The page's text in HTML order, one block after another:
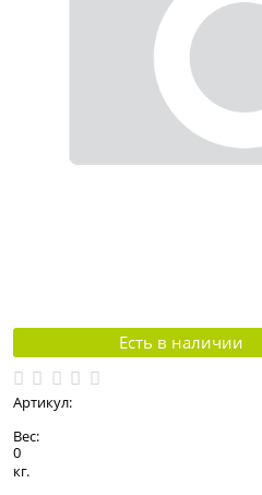
Есть в наличии
Артикул:
Вес:
0
кг.